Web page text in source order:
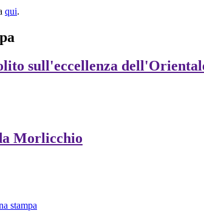
qui.
sull'eccellenza
Morlicchio
stampa